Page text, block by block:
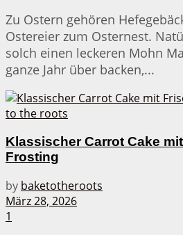
Zu Ostern gehören
Ostereier zum Osternest.
solch einen leckeren Mohn
ganze Jahr über backen,...
Klassischer Carrot Cake
Frosting
by baketotheroots
März 28, 2026
1